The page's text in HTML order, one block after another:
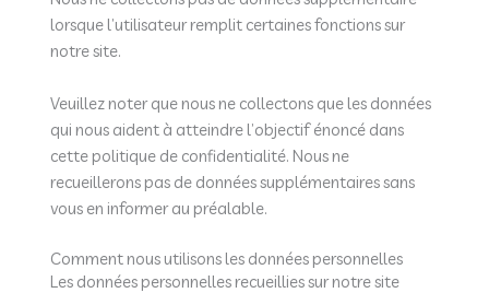
lorsque l’utilisateur remplit certaines fonctions sur
notre site.
Veuillez noter que nous ne collectons que les données
qui nous aident à atteindre l’objectif énoncé dans
cette politique de confidentialité. Nous ne
recueillerons pas de données supplémentaires sans
vous en informer au préalable.
Comment nous utilisons les données personnelles
Les données personnelles recueillies sur notre site